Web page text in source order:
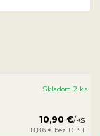
10,90 €/ks
8,86 € bez DPH
Skladom 2 ks